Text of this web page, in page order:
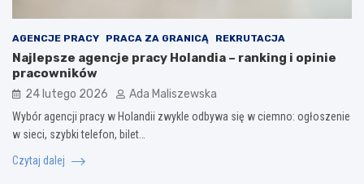
AGENCJE PRACY PRACA ZA GRANICĄ REKRUTACJA
Najlepsze agencje pracy Holandia – ranking i opinie
pracowników
24 lutego 2026 Ada Maliszewska
Wybór agencji pracy w Holandii zwykle odbywa się w ciemno: ogłoszenie
w sieci, szybki telefon, bilet…
Czytaj dalej